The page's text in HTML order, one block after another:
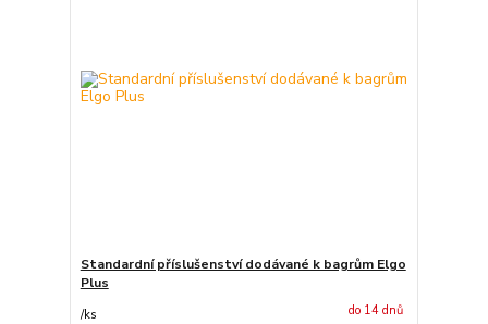
Standardní příslušenství dodávané k bagrům Elgo
Plus
/ks do 14 dnů